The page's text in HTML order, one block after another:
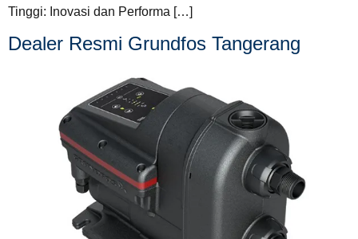
Tinggi: Inovasi dan Performa […]
Dealer Resmi Grundfos Tangerang